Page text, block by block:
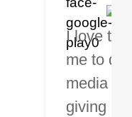
I love
me to do
media
giving u
I've been
VPN for
now and
that it is
Highly
my connections
and stable.